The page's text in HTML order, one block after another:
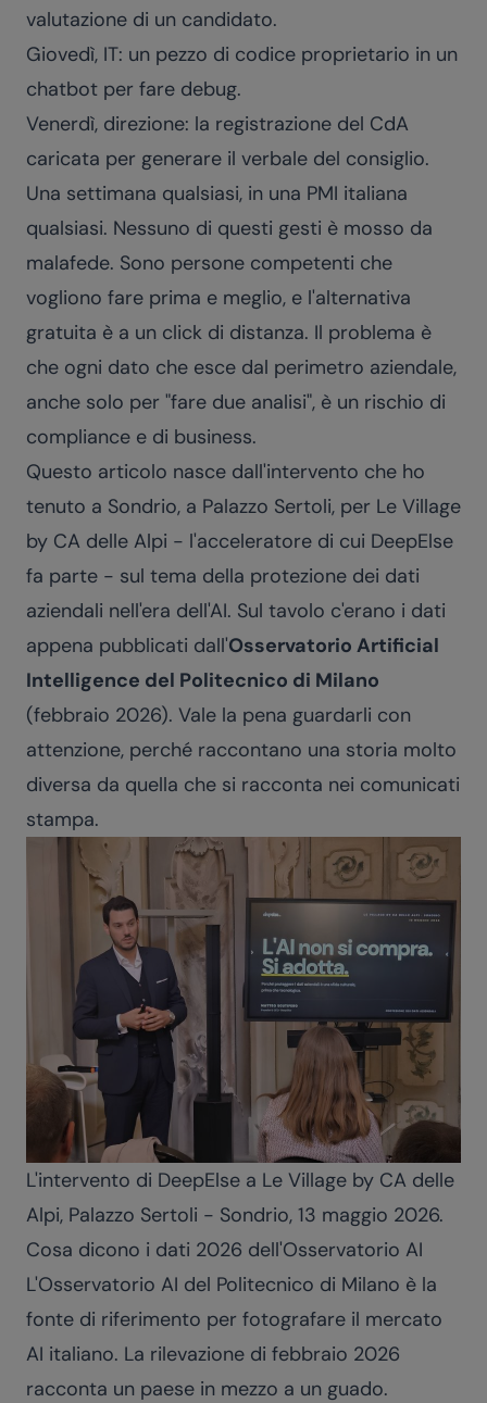
valutazione di un candidato.
Giovedì, IT: un pezzo di codice proprietario in un
chatbot per fare debug.
Venerdì, direzione: la registrazione del CdA
caricata per generare il verbale del consiglio.
Una settimana qualsiasi, in una PMI italiana
qualsiasi. Nessuno di questi gesti è mosso da
malafede. Sono persone competenti che
vogliono fare prima e meglio, e l'alternativa
gratuita è a un click di distanza. Il problema è
che ogni dato che esce dal perimetro aziendale,
anche solo per "fare due analisi", è un rischio di
compliance e di business.
Questo articolo nasce dall'intervento che ho
tenuto a Sondrio, a Palazzo Sertoli, per Le Village
by CA delle Alpi - l'acceleratore di cui DeepElse
fa parte - sul tema della protezione dei dati
aziendali nell'era dell'AI. Sul tavolo c'erano i dati
appena pubblicati dall'Osservatorio Artificial
Intelligence del Politecnico di Milano
(febbraio 2026). Vale la pena guardarli con
attenzione, perché raccontano una storia molto
diversa da quella che si racconta nei comunicati
stampa.
L'intervento di DeepElse a Le Village by CA delle
Alpi, Palazzo Sertoli - Sondrio, 13 maggio 2026.
Cosa dicono i dati 2026 dell'Osservatorio AI
L'Osservatorio AI del Politecnico di Milano è la
fonte di riferimento per fotografare il mercato
AI italiano. La rilevazione di febbraio 2026
racconta un paese in mezzo a un guado.